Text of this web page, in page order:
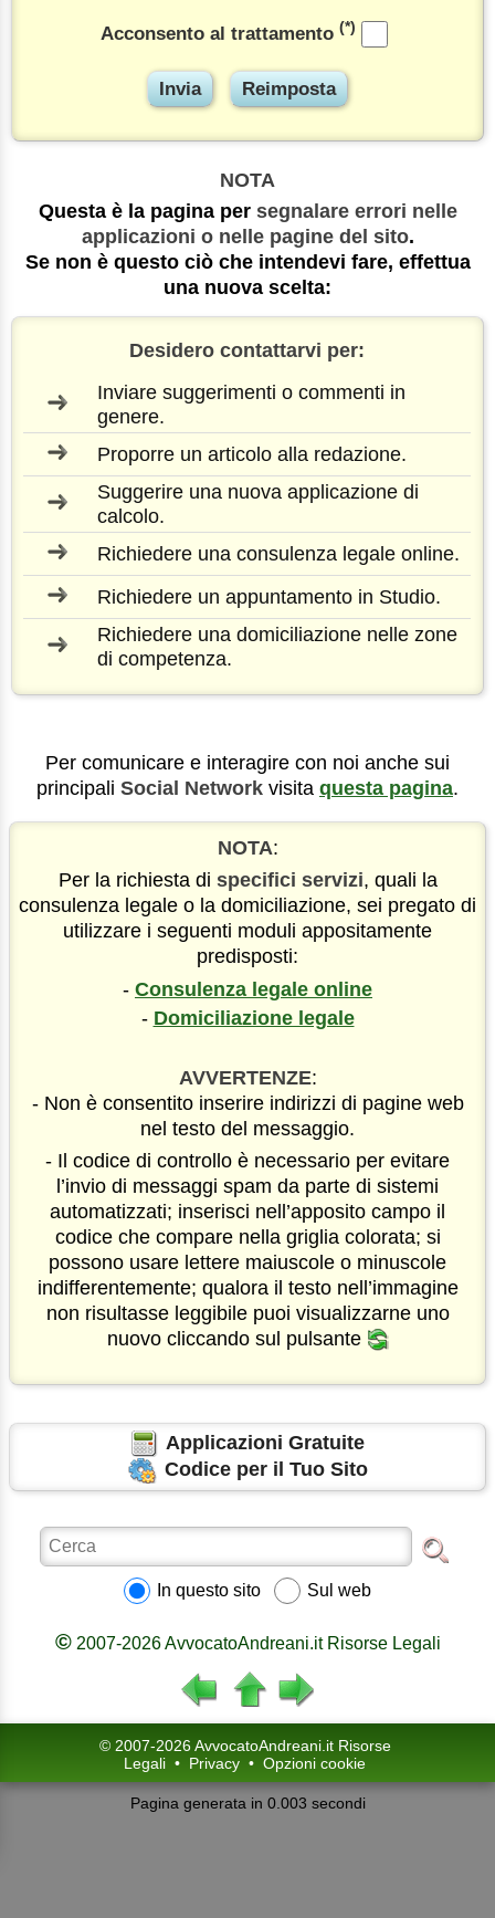
Acconsento al trattamento (*)
NOTA
Questa è la pagina per segnalare errori nelle
applicazioni o nelle pagine del sito.
Se non è questo ciò che intendevi fare, effettua
una nuova scelta:
Desidero contattarvi per:
Inviare suggerimenti o commenti in
genere.
Proporre un articolo alla redazione.
Suggerire una nuova applicazione di
calcolo.
Richiedere una consulenza legale online.
Richiedere un appuntamento in Studio.
Richiedere una domiciliazione nelle zone
di competenza.
Per comunicare e interagire con noi anche sui
principali Social Network visita questa pagina.
NOTA:
Per la richiesta di specifici servizi, quali la
consulenza legale o la domiciliazione, sei pregato di
utilizzare i seguenti moduli appositamente
predisposti:
- Consulenza legale online
- Domiciliazione legale
AVVERTENZE:
- Non è consentito inserire indirizzi di pagine web
nel testo del messaggio.
- Il codice di controllo è necessario per evitare
l’invio di messaggi spam da parte di sistemi
automatizzati; inserisci nell’apposito campo il
codice che compare nella griglia colorata; si
possono usare lettere maiuscole o minuscole
indifferentemente; qualora il testo nell’immagine
non risultasse leggibile puoi visualizzarne uno
nuovo cliccando sul pulsante
Applicazioni Gratuite
Codice per il Tuo Sito
In questo sito Sul web
©2007-2026 AvvocatoAndreani.it Risorse Legali
© 2007-2026 AvvocatoAndreani.it Risorse
Legali • Privacy • Opzioni cookie
Pagina generata in 0.003 secondi